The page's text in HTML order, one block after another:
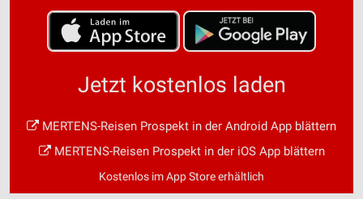
Jetzt kostenlos laden
MERTENS-Reisen Prospekt in der Android App blättern
MERTENS-Reisen Prospekt in der iOS App blättern
Kostenlos im App Store erhältlich